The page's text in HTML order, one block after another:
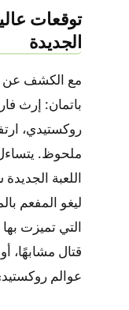
توقعات
الجديدة
مع الكشف عن
باتمان: إرث
روكستيدي،
ملحوظ. يتساءل
اللعبة
ليغو المفعم
التي تميزت
قتال مشابهًا،
عوالم